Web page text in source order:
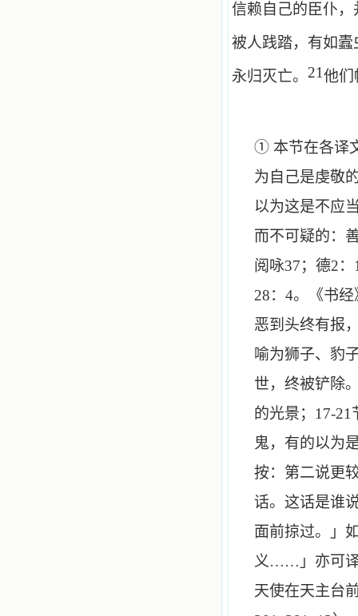
信赖自己的臣仆
被人践踏，有如蠹
永归灭亡。 21他们
① 本节在各译
为自己是虔敬
以为这是不应
而不可疑的：
阅咏37；德2：
28： 4。《书
恶到头终有报
喻为狮子、豹
世，终被铲
的光景； 17-21
鬼，有的以为
按：第二说更
话。这话是谁
面前掠过。」
义……」亦可译
天使在天主台